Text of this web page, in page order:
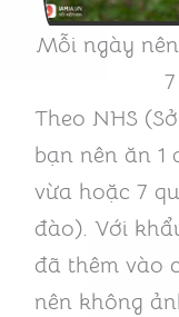
Mỗi ngày
Theo NHS
bạn nên ăn 1
vừa hoặc 7
đào). Với
đã thêm vào
nên không